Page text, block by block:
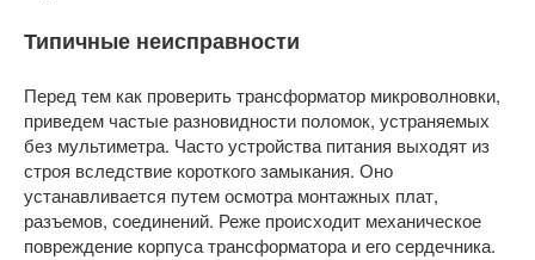
Типичные неисправности
Перед тем как проверить трансформатор микроволновки,
приведем частые разновидности поломок, устраняемых
без мультиметра. Часто устройства питания выходят из
строя вследствие короткого замыкания. Оно
устанавливается путем осмотра монтажных плат,
разъемов, соединений. Реже происходит механическое
повреждение корпуса трансформатора и его сердечника.